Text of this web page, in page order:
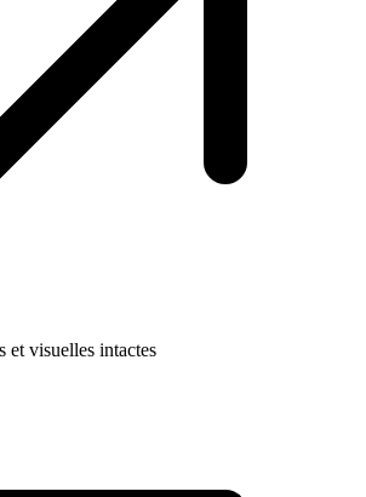
et visuelles intactes